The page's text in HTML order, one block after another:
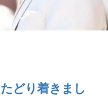
どり着きまし